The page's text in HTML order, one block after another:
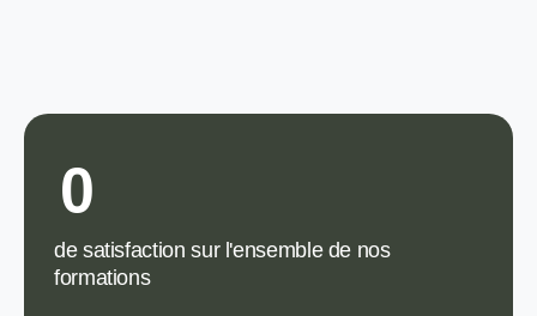
0
de satisfaction sur l'ensemble de nos
formations